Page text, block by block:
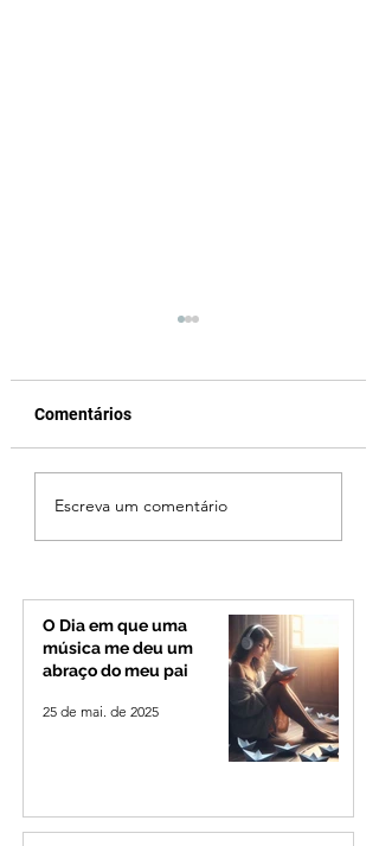
MPMG tenta barrar
gastos de R$ 1,8 milhão
com shows da Festa da
mineira de pouco mais
de 4 mil habitantes
Comentários
Escreva um comentário
O Dia em que uma
música me deu um
abraço do meu pai
25 de mai. de 2025